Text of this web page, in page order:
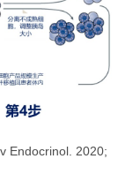
Endocrinol. 2020;